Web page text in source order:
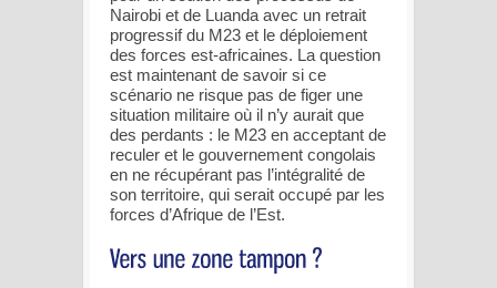
Nairobi et de Luanda avec un retrait
progressif du M23 et le déploiement
des forces est-africaines. La question
est maintenant de savoir si ce
scénario ne risque pas de figer une
situation militaire où il n’y aurait que
des perdants : le M23 en acceptant de
reculer et le gouvernement congolais
en ne récupérant pas l’intégralité de
son territoire, qui serait occupé par les
forces d’Afrique de l’Est.